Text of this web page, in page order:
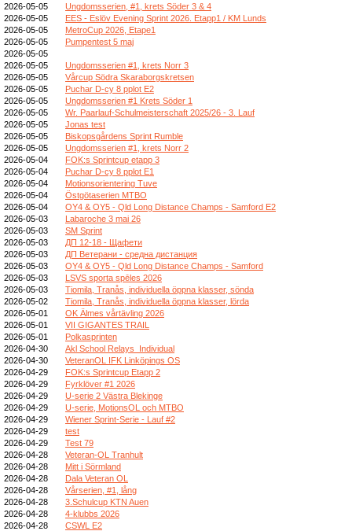
2026-05-05
Ungdomsserien, #1, krets Söder 3 & 4
2026-05-05
EES - Eslöv Evening Sprint 2026. Etapp1 / KM Lunds
2026-05-05
MetroCup 2026, Etape1
2026-05-05
Pumpentest 5 maj
2026-05-05
2026-05-05
Ungdomsserien #1, krets Norr 3
2026-05-05
Vårcup Södra Skaraborgskretsen
2026-05-05
Puchar D-cy 8 pplot E2
2026-05-05
Ungdomsserien #1 Krets Söder 1
2026-05-05
Wr. Paarlauf-Schulmeisterschaft 2025/26 - 3. Lauf
2026-05-05
Jonas test
2026-05-05
Biskopsgårdens Sprint Rumble
2026-05-05
Ungdomsserien #1, krets Norr 2
2026-05-04
FOK:s Sprintcup etapp 3
2026-05-04
Puchar D-cy 8 pplot E1
2026-05-04
Motionsorientering Tuve
2026-05-04
Östgötaserien MTBO
2026-05-04
OY4 & OY5 - Qld Long Distance Champs - Samford E2
2026-05-03
Labaroche 3 mai 26
2026-05-03
SM Sprint
2026-05-03
ДП 12-18 - Щафети
2026-05-03
ДП Ветерани - средна дистанция
2026-05-03
OY4 & OY5 - Qld Long Distance Champs - Samford
2026-05-03
LSVS sporta spēles 2026
2026-05-03
Tiomila, Tranås, individuella öppna klasser, sönda
2026-05-02
Tiomila, Tranås, individuella öppna klasser, lörda
2026-05-01
OK Älmes vårtävling 2026
2026-05-01
VII GIGANTES TRAIL
2026-05-01
Polkasprinten
2026-04-30
Akl School Relays_Individual
2026-04-30
VeteranOL IFK Linköpings OS
2026-04-29
FOK:s Sprintcup Etapp 2
2026-04-29
Fyrklöver #1 2026
2026-04-29
U-serie 2 Västra Blekinge
2026-04-29
U-serie, MotionsOL och MTBO
2026-04-29
Wiener Sprint-Serie - Lauf #2
2026-04-29
test
2026-04-29
Test 79
2026-04-28
Veteran-OL Tranhult
2026-04-28
Mitt i Sörmland
2026-04-28
Dala Veteran OL
2026-04-28
Vårserien, #1, lång
2026-04-28
3.Schulcup KTN Auen
2026-04-28
4-klubbs 2026
2026-04-28
CSWL E2